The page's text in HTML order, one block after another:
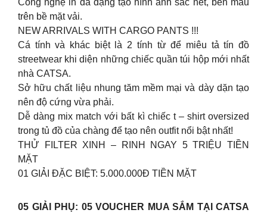
Công nghệ in đa dạng tạo hình ảnh sắc nét, bền màu
trên bề mặt vải.
NEW ARRIVALS WITH CARGO PANTS !!!
Cá tính và khác biệt là 2 tính từ để miêu tả tín đồ
streetwear khi diện những chiếc quần túi hộp mới nhất
nhà CATSA.
Sở hữu chất liệu nhung tăm mềm mại và dày dặn tạo
nên độ cứng vừa phải.
Dễ dàng mix match với bất kì chiếc t – shirt oversized
trong tủ đồ của chàng để tạo nên outfit nổi bật nhất!
THỬ FILTER XINH – RINH NGAY 5 TRIỆU TIỀN
MẶT
01 GIẢI ĐẶC BIỆT: 5.000.000Đ TIỀN MẶT
05 GIẢI PHỤ: 05 VOUCHER MUA SẮM TẠI CATSA